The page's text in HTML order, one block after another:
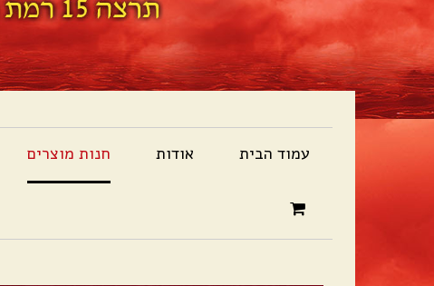
עמוד הבית אודות חנות מוצרים